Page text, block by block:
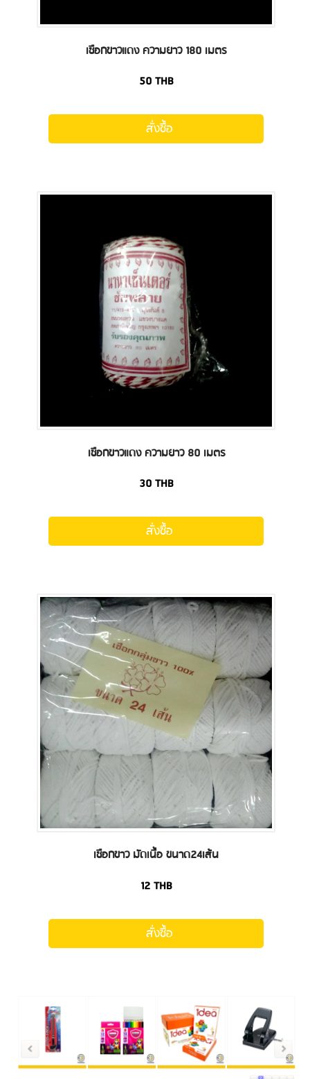
เชือกขาวแดง ความยาว 180 เมตร
50THB
สั่งซื้อ
เชือกขาวแดง ความยาว 80 เมตร
30THB
สั่งซื้อ
เชือกขาว มัดเนื้อ ขนาด24เส้น
12THB
สั่งซื้อ